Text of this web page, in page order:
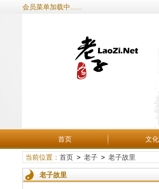
会员菜单加载中......
首页 文化
当前位置： 首页> 老子> 老子故里
老子故里